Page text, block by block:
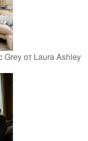
Grey от Laura Ashley